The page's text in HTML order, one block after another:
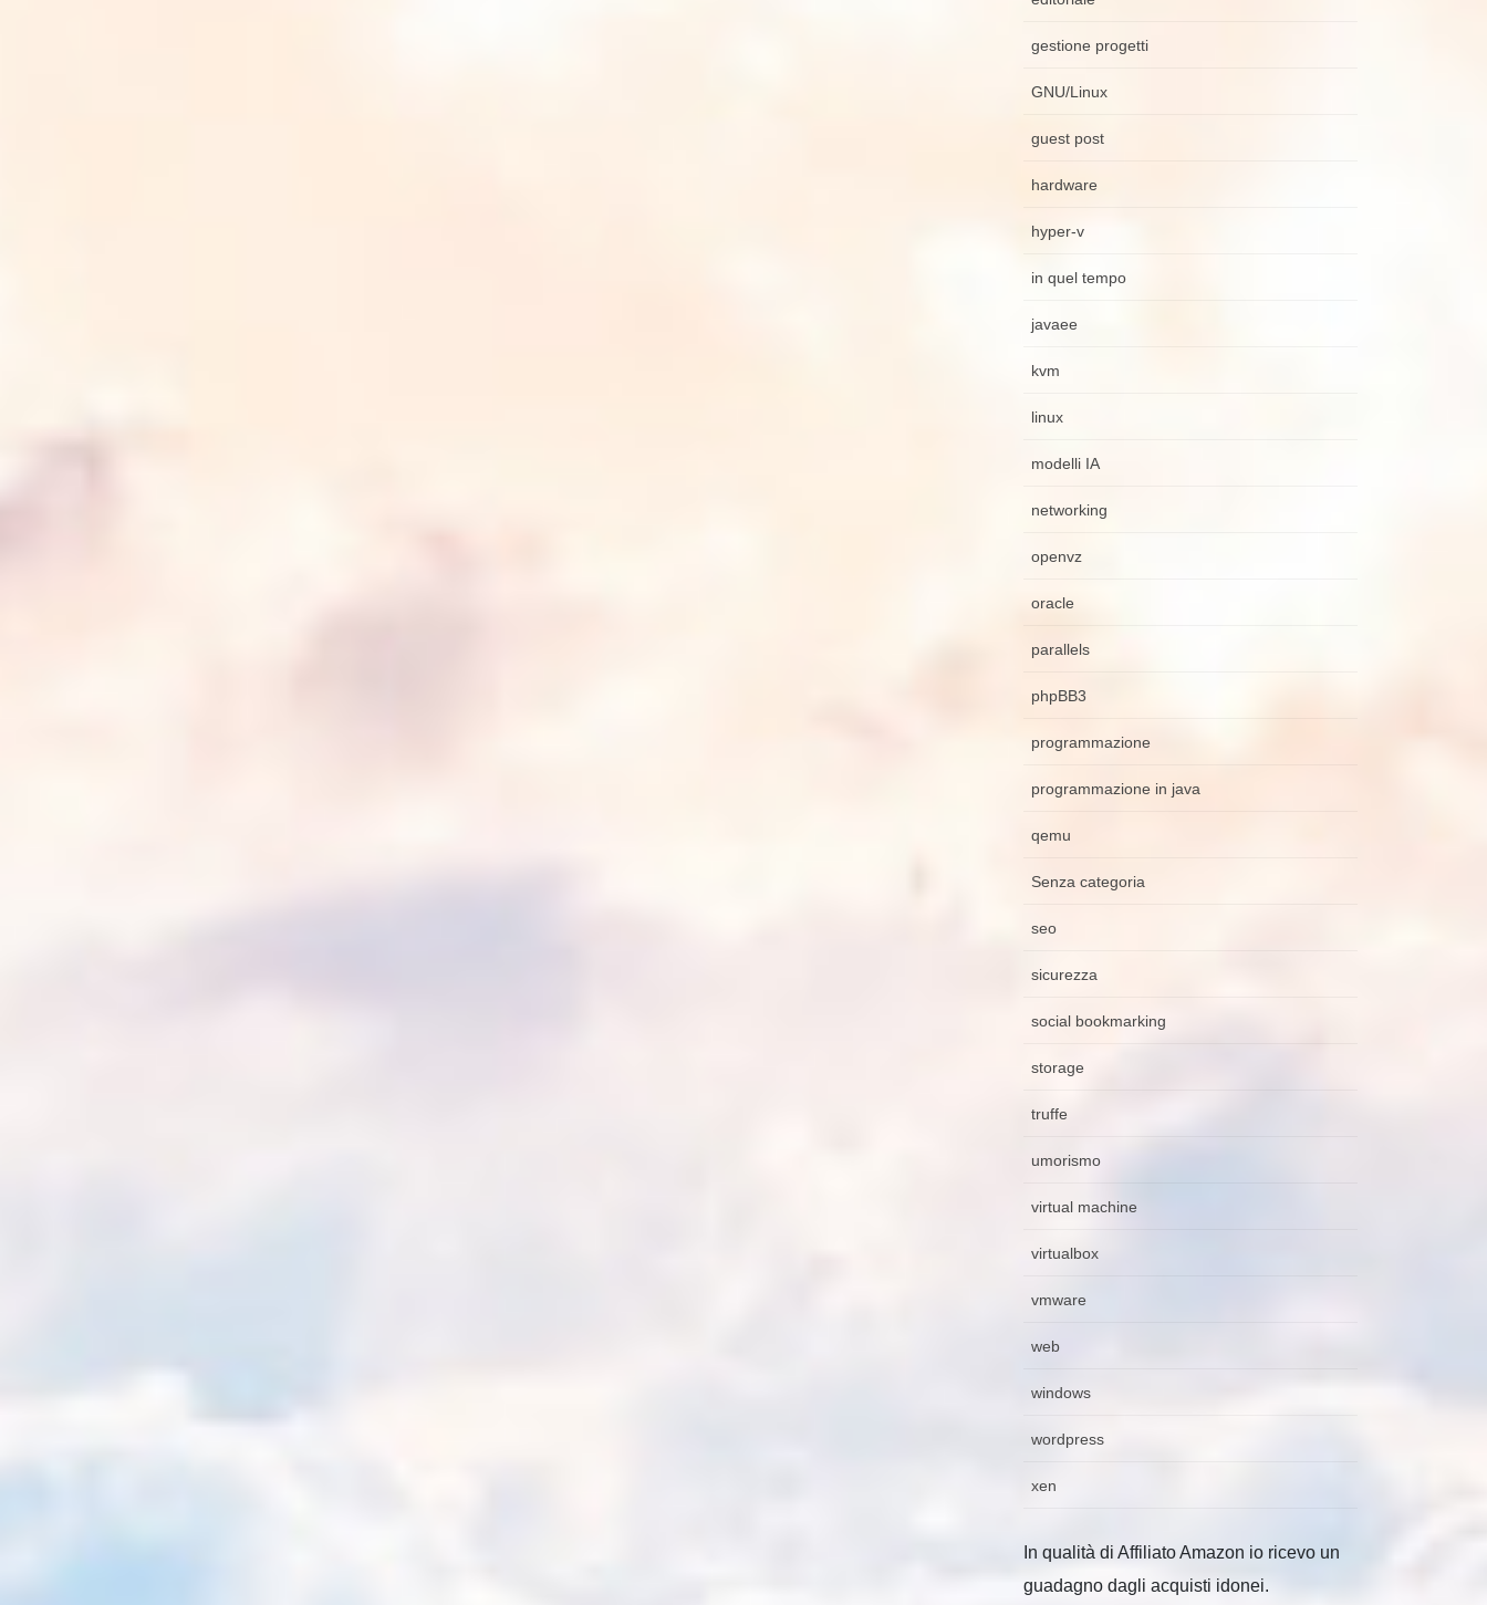
gestione progetti
GNU/Linux
guest post
hardware
hyper-v
in quel tempo
javaee
kvm
linux
modelli IA
networking
openvz
oracle
parallels
phpBB3
programmazione
programmazione in java
qemu
Senza categoria
seo
sicurezza
social bookmarking
storage
truffe
umorismo
virtual machine
virtualbox
vmware
web
windows
wordpress
xen
In qualità di Affiliato Amazon io ricevo un
guadagno dagli acquisti idonei.